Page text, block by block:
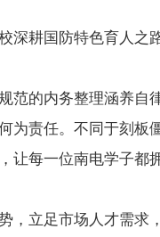
深耕国防特色育人之
的内务整理涵养
责任。不同于刻板
每一位南电学子都
立足市场人才需